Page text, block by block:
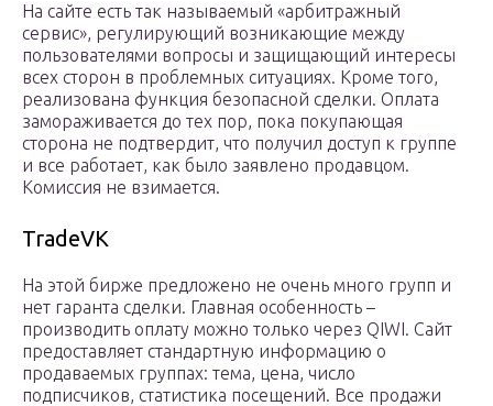
На сайте есть так называемый «арбитражный
сервис», регулирующий возникающие между
пользователями вопросы и защищающий интересы
всех сторон в проблемных ситуациях. Кроме того,
реализована функция безопасной сделки. Оплата
замораживается до тех пор, пока покупающая
сторона не подтвердит, что получил доступ к группе
и все работает, как было заявлено продавцом.
Комиссия не взимается.
TradeVK
На этой бирже предложено не очень много групп и
нет гаранта сделки. Главная особенность –
производить оплату можно только через QIWI. Сайт
предоставляет стандартную информацию о
продаваемых группах: тема, цена, число
подписчиков, статистика посещений. Все продажи